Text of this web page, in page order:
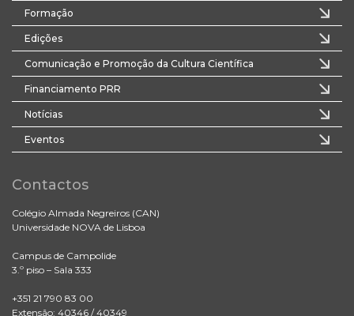
Formação
Edições
Comunicação e Promoção da Cultura Científica
Financiamento PRR
Notícias
Eventos
Contactos
Colégio Almada Negreiros (CAN)
Universidade NOVA de Lisboa
Campus de Campolide
3.º piso – Sala 333
+351 21 790 83 00
Extensão: 40346 / 40349